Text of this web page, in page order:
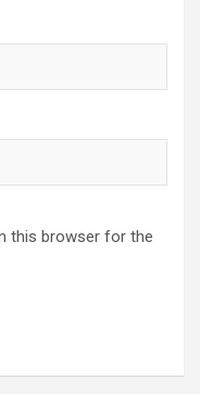
this browser for the